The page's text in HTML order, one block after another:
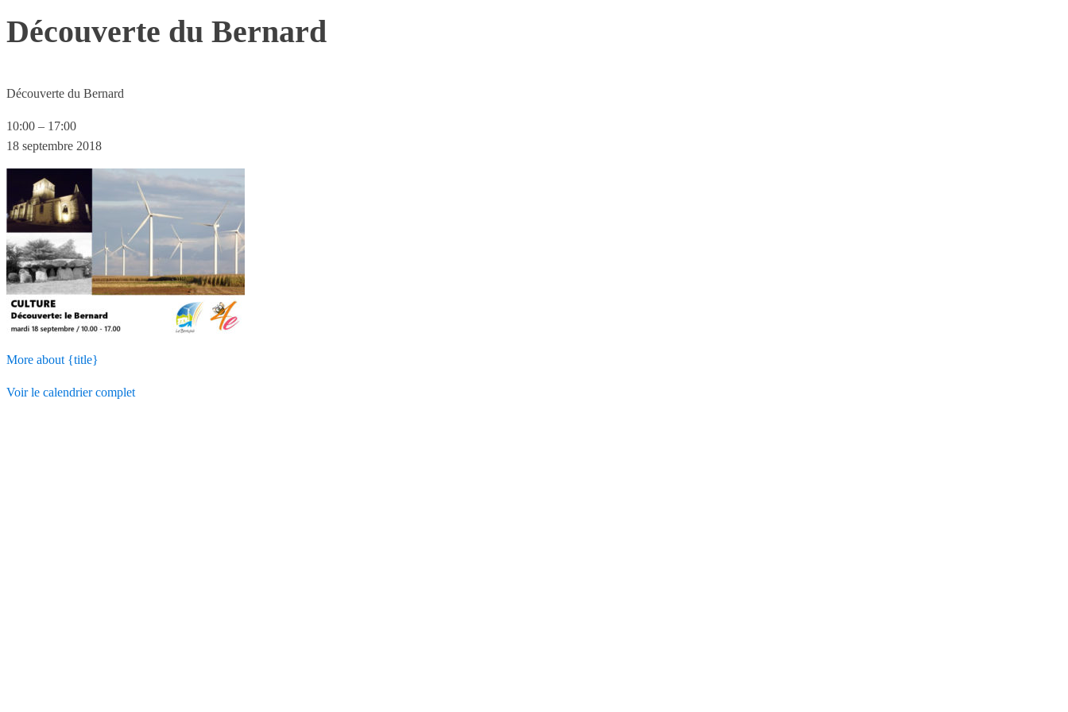
Découverte du Bernard
Découverte du Bernard
10:00 – 17:00
18 septembre 2018
More about {title}
Voir le calendrier complet